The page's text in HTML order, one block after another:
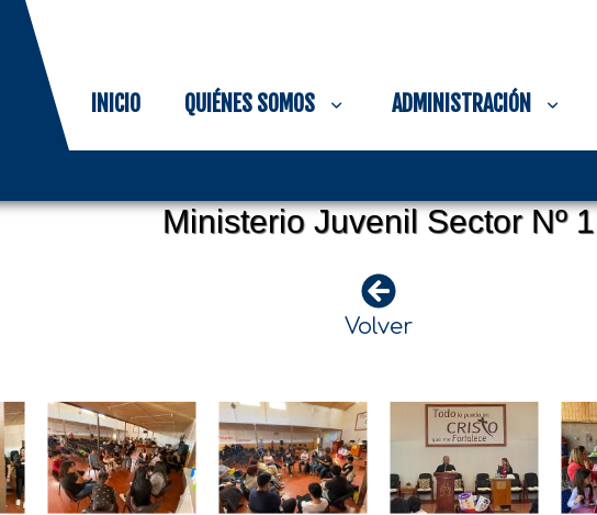
INICIO QUIÉNES SOMOS ADMINISTRACIÓN
Ministerio Juvenil Sector Nº 1
Volver